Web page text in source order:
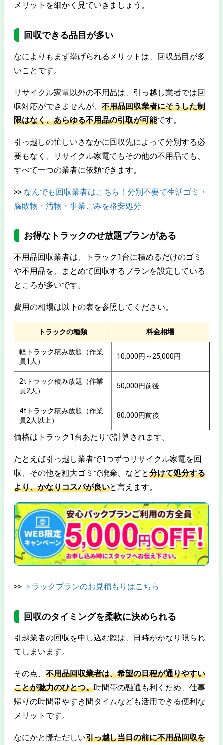
メリットを細かく見ていきましょう。
回収できる品目が多い
なによりもまず挙げられるメリットは、回収品目が多
いことです。
リサイクル家電以外の不用品は、引っ越し業者では回
収対応ができませんが、 不用品回収業者にそうした制
限はなく、あらゆる不用品の引取が可能です。
引っ越しの忙しいさなかに回収先によって分別する必
要もなく、リサイクル家電でもその他の不用品でも、
すべて一つの業者に依頼できます。
>> なんでも回収業者はこちら！分別不要で生活ゴミ・
腐敗物・汚物・事業ごみを格安処分
お得なトラックのせ放題プランがある
不用品回収業者は、トラック1台に積めるだけのゴミ
や不用品を、まとめて回収するプランを設定している
ところが多いです。
費用の相場は以下の表を参照してください。
トラックの種類 料金相場
軽トラック積み放題（作業
員1人）
10,000円～25,000円
2tトラック積み放題（作業
員2人）
50,000円前後
4tトラック積み放題（作業
員2人以上）
80,000円前後
価格はトラック1台あたりで計算されます。
たとえば引っ越し業者で1つずつリサイクル家電を回
収、その他を粗大ゴミで廃棄、などと分けて処分する
より、かなりコスパが良いと言えます。
>> トラックプランのお見積もりはこちら
回収のタイミングを柔軟に決められる
引越業者の回収を申し込む際は、日時がかなり限られ
てしまいます。
その点、 不用品回収業者は、希望の日程が通りやすい
ことが魅力のひとつ。時間帯の融通も利くため、仕事
帰りの時間帯やすき間タイムなども活用できる便利な
メリットです。
なにかと慌ただしい引っ越し当日の前に不用品回収を